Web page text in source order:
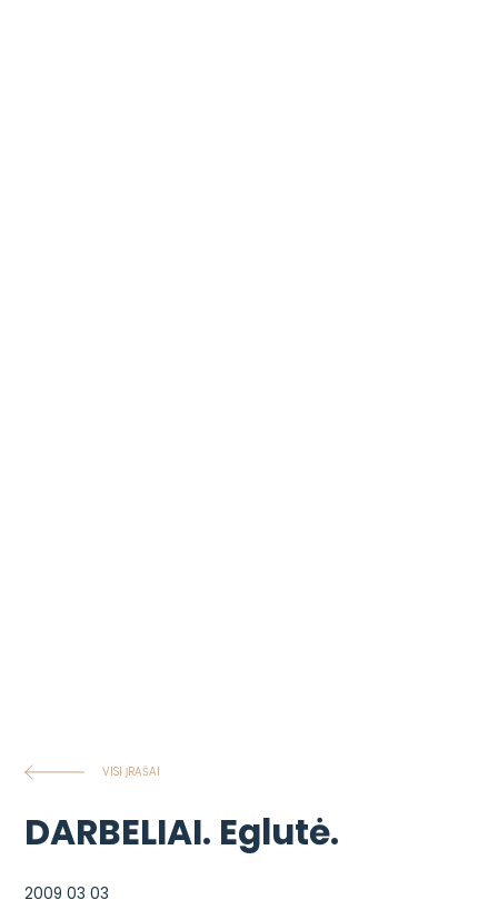
VISI ĮRAŠAI
DARBELIAI. Eglutė.
2009 03 03